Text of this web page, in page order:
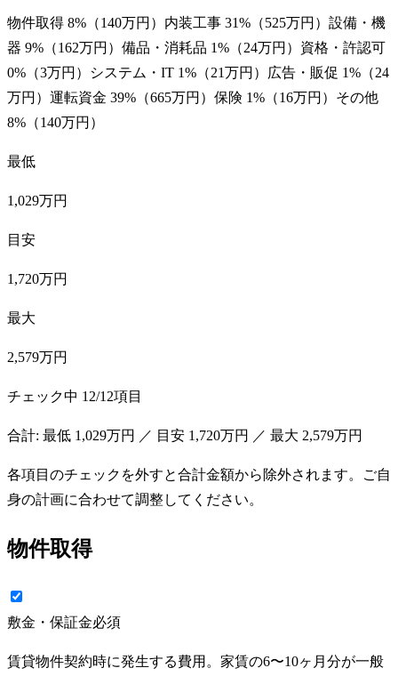
物件取得 8%（140万円 ） 内装工事 31%（525万円 ） 設備・機
器 9%（162万円 ） 備品・消耗品 1%（24万円 ） 資格・許認可
0%（3万円 ） システム・IT 1%（21万円 ） 広告・販促 1%（24
万円 ） 運転資金 39%（665万円 ） 保険 1%（16万円 ） その他
8%（140万円 ）
最低
1,029万円
目安
1,720万円
最大
2,579万円
チェック中 12/12項目
合計: 最低 1,029万円 ／ 目安 1,720万円 ／ 最大 2,579万円
各項目のチェックを外すと合計金額から除外されます。ご自
身の計画に合わせて調整してください。
物件取得
敷金・保証金必須
賃貸物件契約時に発生する費用。家賃の6〜10ヶ月分が一般